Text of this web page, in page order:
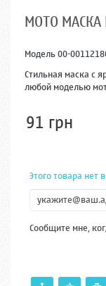
МОТО МАСКА
Модель00-
Стильная маска с
любой моделью
91 грн
Этого товара нет
Сообщите мне,